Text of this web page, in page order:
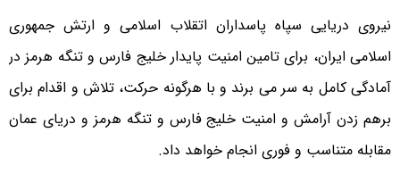
نیروی دریایی سپاه پاسداران اتقلاب اسلامی و ارتش جمهوری
اسلامی ایران، برای تامین امنیت پایدار خلیج فارس و تنگه هرمز در
آمادگی کامل به سر می برند و با هرگونه حرکت، تلاش و اقدام برای
برهم زدن آرامش و امنیت خلیج فارس و تنگه هرمز و دریای عمان
مقابله متناسب و فوری انجام خواهد داد.